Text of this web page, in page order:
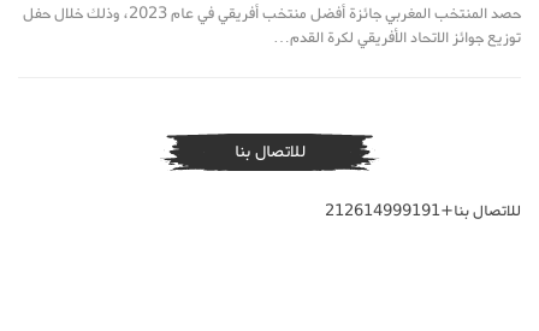
حصد المنتخب المغربي جائزة أفضل منتخب أفريقي في عام 2023، وذلك خلال حفل
توزيع جوائز الاتحاد الأفريقي لكرة القدم…
للاتصال بنا
للاتصال بنا+212614999191